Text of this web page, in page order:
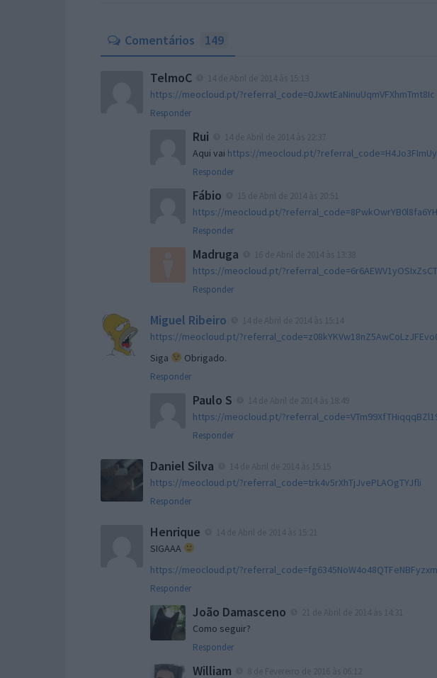
Comentários 149
TelmoC
https://meocloud.pt/?referral_code=0JxwtEaNinuUqmVFXhmTmt8Ic
Responder
Rui
Aqui vai https://meocloud.pt/
Responder
Fábio
https://meocloud.pt/
Responder
Madruga
https://meocloud.pt/
Responder
Miguel Ribeiro
https://meocloud.pt/
Siga
Obrigado.
Responder
Paulo S
https://meocloud.pt/
Responder
Daniel Silva
https://meocloud.pt/?referral_code=trk4v5rXhTjJvePLAOgTYJfli
Responder
Henrique
SIGAAA
https://meocloud.pt/
Responder
João Damasceno
Como seguir?
Responder
William